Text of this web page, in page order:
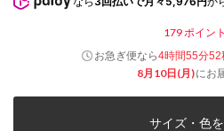
179 ポイン
お急ぎ便なら4時間55分52
8月10日(月)にお
サイズ・色